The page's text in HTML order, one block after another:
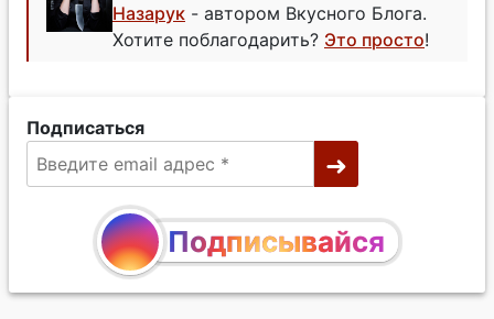
Назарук - автором Вкусного Блога.
Хотите поблагодарить? Это просто!
Подписаться
Подписывайся